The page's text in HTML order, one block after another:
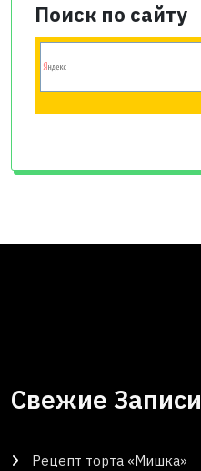
Поиск по сайту
Свежие Записи
Рецепт торта «Мишка»